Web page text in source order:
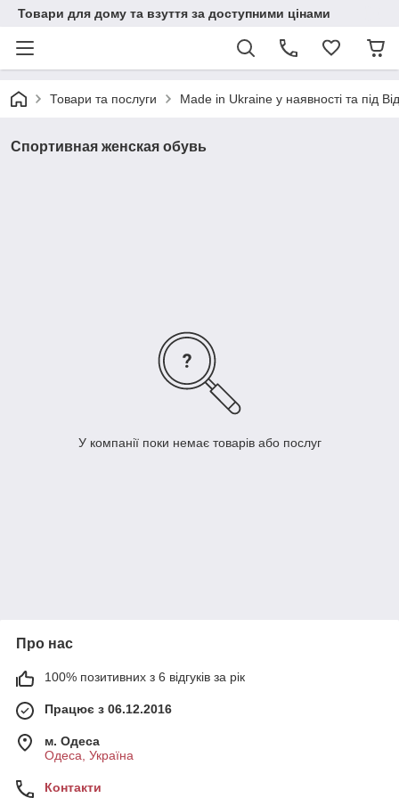
Товари для дому та взуття за доступними цінами
Товари та послуги Made in Ukraine у наявності та під
Спортивная женская обувь
У компанії поки немає товарів або послуг
Про нас
100% позитивних з 6 відгуків за рік
Працює з 06.12.2016
м. Одеса
Одеса, Україна
Контакти